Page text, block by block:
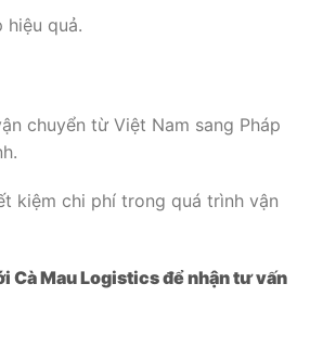
hiệu quả.
chuyển từ Việt Nam sang Pháp
kiệm chi phí trong quá trình vận
Cà Mau Logistics để nhận tư vấn